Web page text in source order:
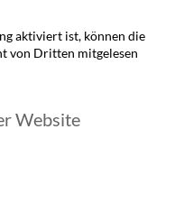
aktiviert ist, können die
von Dritten mitgelesen
Website